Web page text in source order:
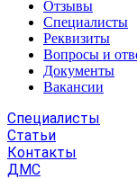
Отзывы
Специалисты
Реквизиты
Вопросы и
Документы
Вакансии
Специалисты
Статьи
Контакты
ДМС